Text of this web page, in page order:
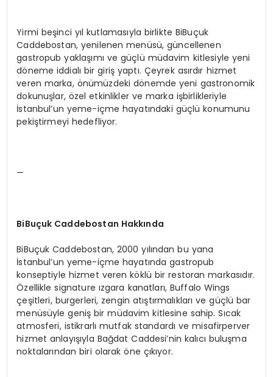
Yirmi beşinci yıl kutlamasıyla birlikte BiBuçuk
Caddebostan, yenilenen menüsü, güncellenen
gastropub yaklaşımı ve güçlü müdavim kitlesiyle yeni
döneme iddialı bir giriş yaptı. Çeyrek asırdır hizmet
veren marka, önümüzdeki dönemde yeni gastronomik
dokunuşlar, özel etkinlikler ve marka işbirlikleriyle
İstanbul’un yeme-içme hayatındaki güçlü konumunu
pekiştirmeyi hedefliyor.
—
BiBuçuk Caddebostan Hakkında
BiBuçuk Caddebostan, 2000 yılından bu yana
İstanbul’un yeme-içme hayatında gastropub
konseptiyle hizmet veren köklü bir restoran markasıdır.
Özellikle signature ızgara kanatları, Buffalo Wings
çeşitleri, burgerleri, zengin atıştırmalıkları ve güçlü bar
menüsüyle geniş bir müdavim kitlesine sahip. Sıcak
atmosferi, istikrarlı mutfak standardı ve misafirperver
hizmet anlayışıyla Bağdat Caddesi’nin kalıcı buluşma
noktalarından biri olarak öne çıkıyor.